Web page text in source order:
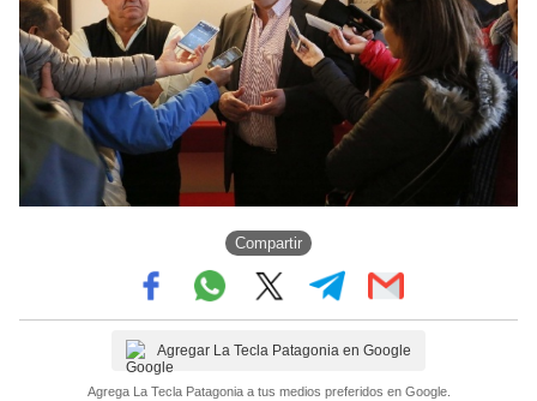
Compartir
Agregar La Tecla Patagonia en Google
Agrega La Tecla Patagonia a tus medios preferidos en Google.